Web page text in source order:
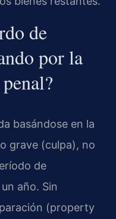
de
por la
basándose en la
grave (culpa), no
de
año. Sin
(property